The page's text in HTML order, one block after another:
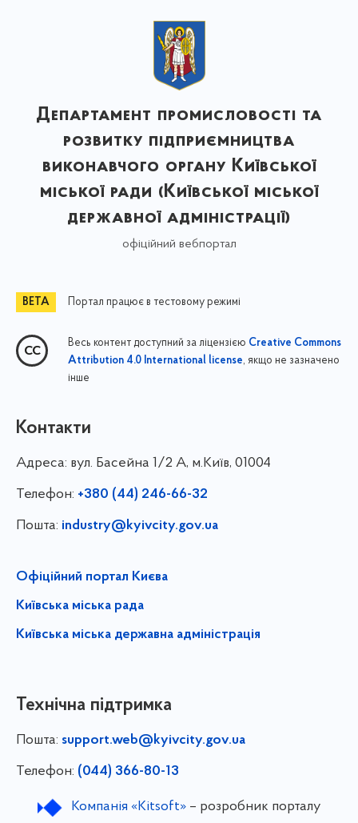
Департамент промисловості та
розвитку підприємництва
виконавчого органу Київської
міської ради (Київської міської
державної адміністрації)
офіційний вебпортал
Портал працює в тестовому режимі
Весь контент доступний за ліцензією Creative Commons
Attribution 4.0 International license, якщо не зазначено
інше
Контакти
Адреса: вул. Басейна 1/⁠2 А, м.Київ, 01004
Телефон: +380 (44) 246-66-32
Пошта: industry@kyivcity.gov.ua
Офіційний портал Києва
Київська міська рада
Київська міська державна адміністрація
Технічна підтримка
Пошта: support.web@kyivcity.gov.ua
Телефон: (044) 366-80-13
Компанія «Kitsoft»– розробник порталу